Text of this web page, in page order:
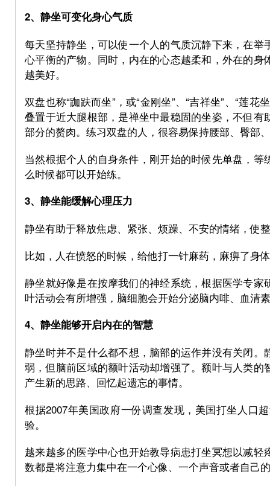
2、静坐可变化身心气质
每天坚持静坐，可以使一个人的气质沉静下来，在
心平衡的产物。同时，内在的心态越柔和，外在的
越美好。
双盘也称“跏趺而坐”，或“金刚坐”、“吉祥坐”、“莲
叠置于近大腿根部，是禅坐中最稳固的坐姿，不但
部分的赘肉。练习双盘的人，很容易保持腰部、臀部
当然根据个人的自身条件，刚开始的时候先单盘，
么时候都可以开始练。
3、静坐能缓解心理压力
静坐有助于释放焦虑、紧张、烦躁、不安的情绪，使
比如，人在愤怒的时候，给他打一针麻药，麻痹了身
静坐就好像是在按摩我们的神经系统，根据医学专
叶活动会有所增强，脑细胞会开始分泌脑内啡、血清
4、静坐能够开启内在的智慧
静坐时并不是什么都不想，脑部的运作并没有关闭
弱，但脑前区域的额叶活动却增强了。额叶与人类
产生新的思路、回忆起遗忘的事情。
根据2007年美国政府一份调查发现，美国打坐人口
验。
越来越多的医学中心也开始教导病患打坐冥想以减
数都是将注意力集中在一个心像、一个声音或者自己